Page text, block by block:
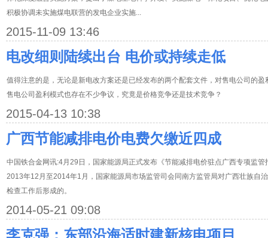
积极协调未实施煤电联营的发电企业实施...
2015-11-09 13:46
电改细则陆续出台 电价或持续走低
值得注意的是，无论是新电改方案还是已经发布的两个配套文件，对售电公司的
售电公司盈利模式也存在不少争议，究竟是价格竞争还是技术竞争？
2015-04-13 10:38
广西节能减排电价电费欠缴近四成
中国铁合金网讯:4月29日，国家能源局正式发布《节能减排电价驻点广西专项监
2013年12月至2014年1月，国家能源局市场监管司会同南方监管局对广西壮族自
检查工作后形成的。
2014-05-21 09:08
李克强：东部沿海适时建新核电项目